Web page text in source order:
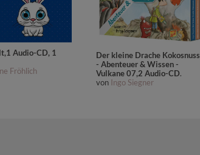
Audio-CD, 1
Fröhlich
Der kleine Drache Kokosnuss
- Abenteuer & Wissen -
Vulkane 07,2 Audio-CD.
von Ingo Siegner